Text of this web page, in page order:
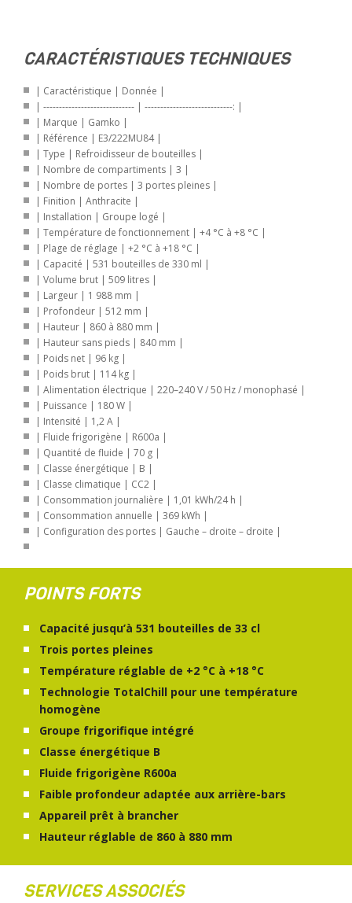
CARACTÉRISTIQUES TECHNIQUES
| Caractéristique | Donnée |
| ----------------------------- | ----------------------------: |
| Marque | Gamko |
| Référence | E3/222MU84 |
| Type | Refroidisseur de bouteilles |
| Nombre de compartiments | 3 |
| Nombre de portes | 3 portes pleines |
| Finition | Anthracite |
| Installation | Groupe logé |
| Température de fonctionnement | +4 °C à +8 °C |
| Plage de réglage | +2 °C à +18 °C |
| Capacité | 531 bouteilles de 330 ml |
| Volume brut | 509 litres |
| Largeur | 1 988 mm |
| Profondeur | 512 mm |
| Hauteur | 860 à 880 mm |
| Hauteur sans pieds | 840 mm |
| Poids net | 96 kg |
| Poids brut | 114 kg |
| Alimentation électrique | 220–240 V / 50 Hz / monophasé |
| Puissance | 180 W |
| Intensité | 1,2 A |
| Fluide frigorigène | R600a |
| Quantité de fluide | 70 g |
| Classe énergétique | B |
| Classe climatique | CC2 |
| Consommation journalière | 1,01 kWh/24 h |
| Consommation annuelle | 369 kWh |
| Configuration des portes | Gauche – droite – droite |
POINTS FORTS
Capacité jusqu’à 531 bouteilles de 33 cl
Trois portes pleines
Température réglable de +2 °C à +18 °C
Technologie TotalChill pour une température
homogène
Groupe frigorifique intégré
Classe énergétique B
Fluide frigorigène R600a
Faible profondeur adaptée aux arrière-bars
Appareil prêt à brancher
Hauteur réglable de 860 à 880 mm
SERVICES ASSOCIÉS